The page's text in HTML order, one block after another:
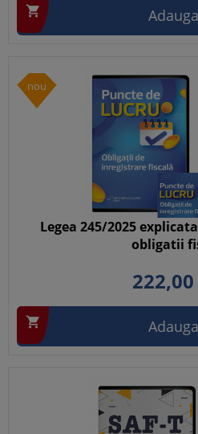

nou
Legea 245/2025
obligatii
222,00
